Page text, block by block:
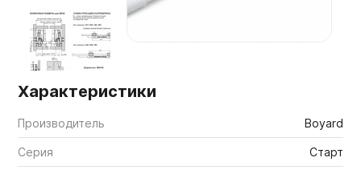
Характеристики
Производитель Boyard
Серия Старт